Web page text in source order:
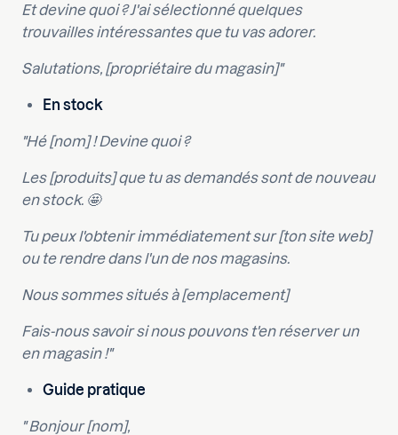
Et devine quoi ? J'ai sélectionné quelques
trouvailles intéressantes que tu vas adorer.
Salutations, [propriétaire du magasin]"
En stock
"Hé [nom] ! Devine quoi ?
Les [produits] que tu as demandés sont de nouveau
en stock. 🤩
Tu peux l'obtenir immédiatement sur [ton site web]
ou te rendre dans l'un de nos magasins.
Nous sommes situés à [emplacement]
Fais-nous savoir si nous pouvons t'en réserver un
en magasin !"
Guide pratique
" Bonjour [nom],